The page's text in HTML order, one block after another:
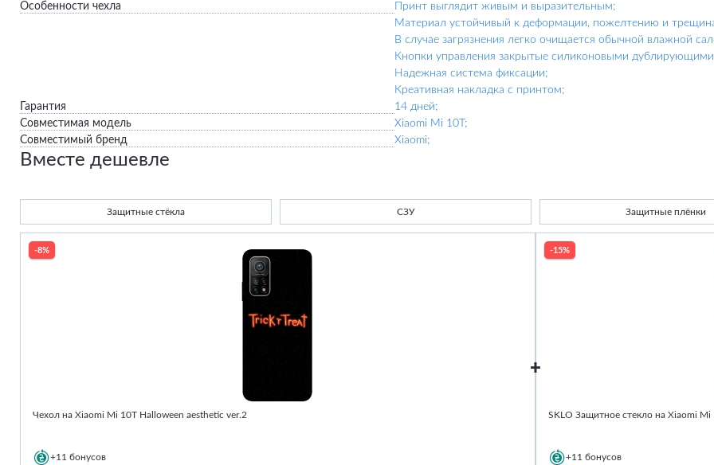
Особенности чехла
Принт выглядит живым и выразительным;
Материал устойчивый к деформации, пожелтению и
В случае загрязнения легко очищается обычной влажной
Кнопки управления закрытые силиконовыми дублирующими
Надежная система фиксации;
Креативная накладка с принтом;
Гарантия
14 дней;
Совместимая модель
Xiaomi Mi 10T;
Совместимый бренд
Xiaomi;
Вместе дешевле
Защитные стёкла СЗУ Защитные плёнки
-8%
Чехол на Xiaomi Mi 10T Halloween aesthetic ver.2
+11 бонусов
-15%
SKLO Защитное стекло на Xiaomi Mi
+11 бонусов